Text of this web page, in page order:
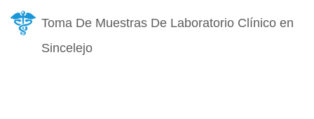
Toma De Muestras De Laboratorio Clínico en
Sincelejo